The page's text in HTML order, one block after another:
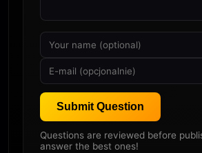
Submit Question
Questions are reviewed before
answer the best ones!